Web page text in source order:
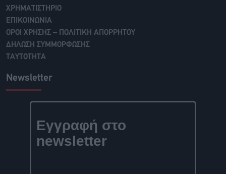
ΧΡΗΜΑΤΙΣΤΗΡΙΟ
ΕΠΙΚΟΙΝΩΝΙΑ
ΟΡΟΙ ΧΡΗΣΗΣ – ΠΟΛΙΤΙΚΗ ΑΠΟΡΡΗΤΟΥ
ΔΗΛΩΣΗ ΣΥΜΜΟΡΦΩΣΗΣ
ΤΑΥΤΟΤΗΤΑ
Newsletter
Εγγραφή στο
newsletter